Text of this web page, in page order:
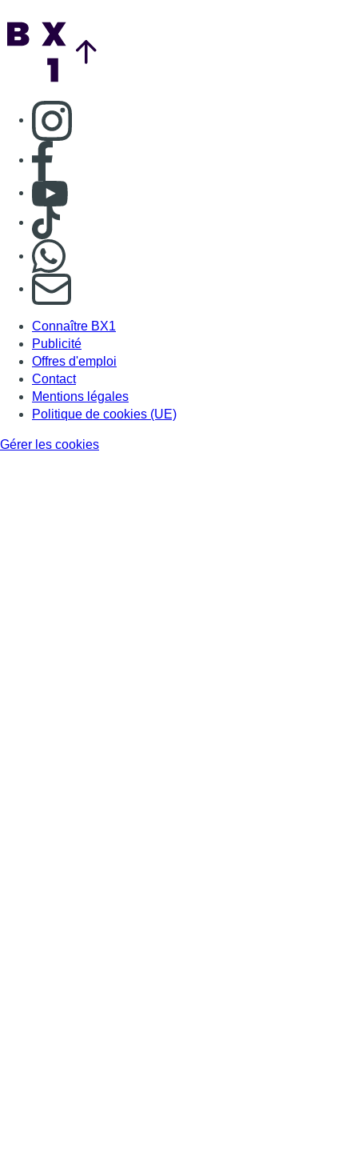
S'abonner à notre newsletter
Connaître BX1
Publicité
Offres d'emploi
Contact
Mentions légales
Politique de cookies (UE)
Gérer les cookies